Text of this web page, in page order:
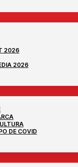
2026
2026
DE COVID